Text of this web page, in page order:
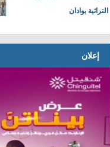
التراثية بوادان
إعلان